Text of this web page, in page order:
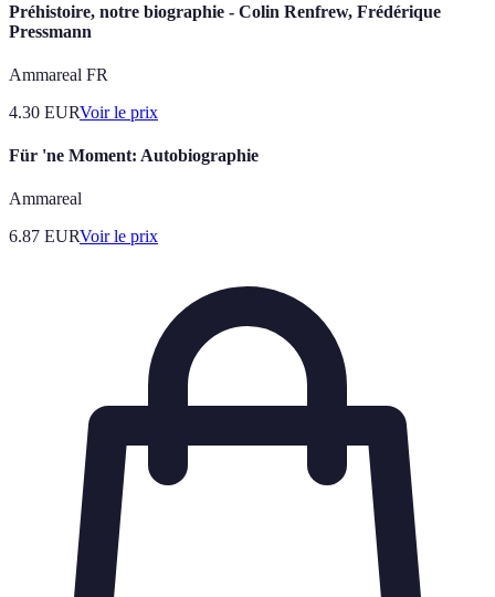
Préhistoire, notre biographie - Colin Renfrew, Frédérique
Pressmann
Ammareal FR
4.30 EURVoir le prix
Für 'ne Moment: Autobiographie
Ammareal
6.87 EURVoir le prix